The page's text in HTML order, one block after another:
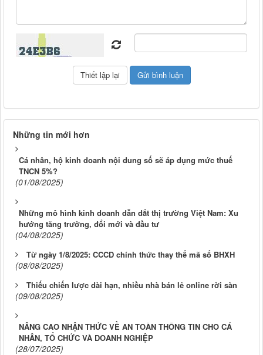
Những tin mới hơn
Cá nhân, hộ kinh doanh nội dung số sẽ áp dụng mức thuế
TNCN 5%?
(01/08/2025)
Những mô hình kinh doanh dẫn dắt thị trường Việt Nam: Xu
hướng tăng trưởng, đổi mới và đầu tư
(04/08/2025)
Từ ngày 1/8/2025: CCCD chính thức thay thế mã số BHXH
(08/08/2025)
Thiếu chiến lược dài hạn, nhiều nhà bán lẻ online rời sàn
(09/08/2025)
NÂNG CAO NHẬN THỨC VỀ AN TOÀN THÔNG TIN CHO CÁ
NHÂN, TỔ CHỨC VÀ DOANH NGHIỆP
(28/07/2025)